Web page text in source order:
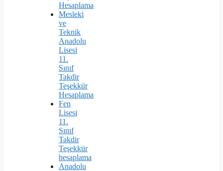
Hesaplama
Mesleki
ve
Teknik
Anadolu
Lisesi
11.
Sınıf
Takdir
Teşekkür
Hesaplama
Fen
Lisesi
11.
Sınıf
Takdir
Teşekkür
hesaplama
Anadolu